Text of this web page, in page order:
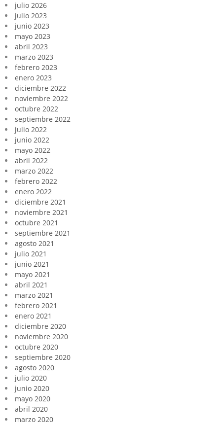
julio 2026
julio 2023
junio 2023
mayo 2023
abril 2023
marzo 2023
febrero 2023
enero 2023
diciembre 2022
noviembre 2022
octubre 2022
septiembre 2022
julio 2022
junio 2022
mayo 2022
abril 2022
marzo 2022
febrero 2022
enero 2022
diciembre 2021
noviembre 2021
octubre 2021
septiembre 2021
agosto 2021
julio 2021
junio 2021
mayo 2021
abril 2021
marzo 2021
febrero 2021
enero 2021
diciembre 2020
noviembre 2020
octubre 2020
septiembre 2020
agosto 2020
julio 2020
junio 2020
mayo 2020
abril 2020
marzo 2020